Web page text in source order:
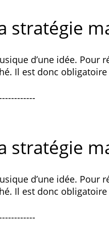
stratégie
d’une idée.
Il est donc
stratégie
d’une idée.
Il est donc